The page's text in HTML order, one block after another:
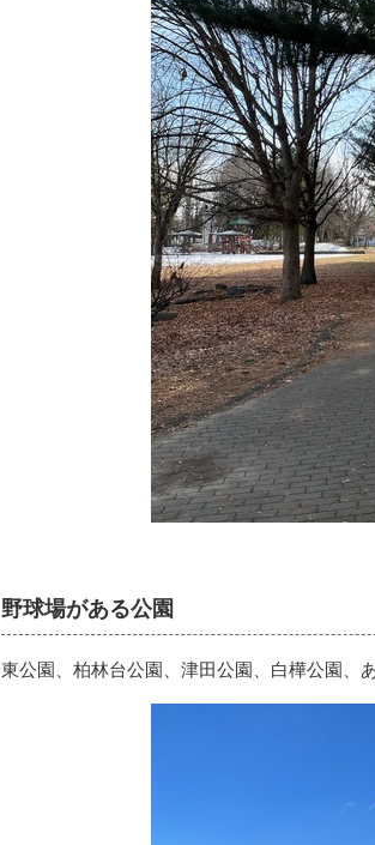
野球場がある公園
東公園、柏林台公園、津田公園、白樺公園